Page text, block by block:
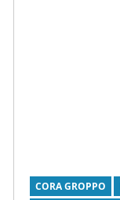
CORA GROPPO